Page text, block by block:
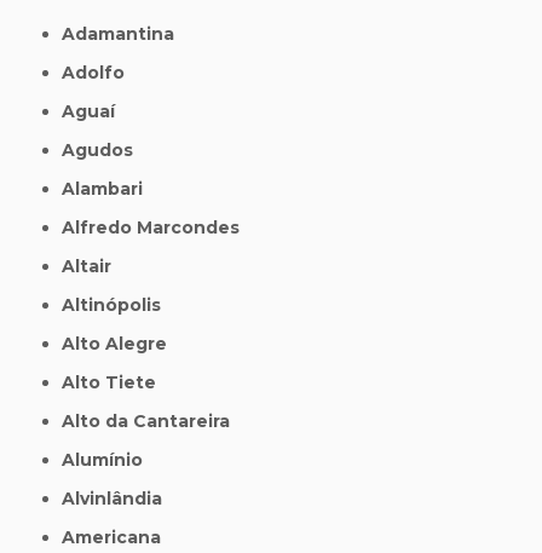
Adamantina
Adolfo
Aguaí
Agudos
Alambari
Alfredo Marcondes
Altair
Altinópolis
Alto Alegre
Alto Tiete
Alto da Cantareira
Alumínio
Alvinlândia
Americana